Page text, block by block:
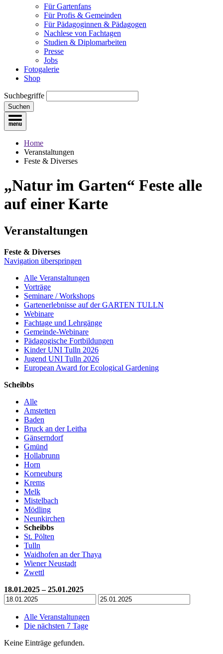
Für Gartenfans
Für Profis & Gemeinden
Für Pädagoginnen & Pädagogen
Nachlese von Fachtagen
Studien & Diplomarbeiten
Presse
Jobs
Fotogalerie
Shop
Suchbegriffe
Suchen
Home
Veranstaltungen
Feste & Diverses
„Natur im Garten“ Feste alle
auf einer Karte
Veranstaltungen
Feste & Diverses
Navigation überspringen
Alle Veranstaltungen
Vorträge
Seminare / Workshops
Gartenerlebnisse auf der GARTEN TULLN
Webinare
Fachtage und Lehrgänge
Gemeinde-Webinare
Pädagogische Fortbildungen
Kinder UNI Tulln 2026
Jugend UNI Tulln 2026
European Award for Ecological Gardening
Scheibbs
Alle
Amstetten
Baden
Bruck an der Leitha
Gänserndorf
Gmünd
Hollabrunn
Horn
Korneuburg
Krems
Melk
Mistelbach
Mödling
Neunkirchen
Scheibbs
St. Pölten
Tulln
Waidhofen an der Thaya
Wiener Neustadt
Zwettl
18.01.2025 – 25.01.2025
Alle Veranstaltungen
Die nächsten 7 Tage
Keine Einträge gefunden.